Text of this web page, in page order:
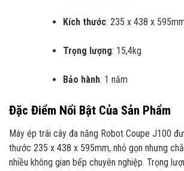
Kích thước: 235 x 438 x
Trọng lượng: 15,4kg
Bảo hành: 1 năm
Đặc Điểm Nổi Bật Của Sản Phẩm
Máy ép trái cây đa năng Robot Coupe J100
thước 235 x 438 x 595mm, nhỏ gọn nhưng
nhiều không gian bếp chuyên nghiệp. Trọng